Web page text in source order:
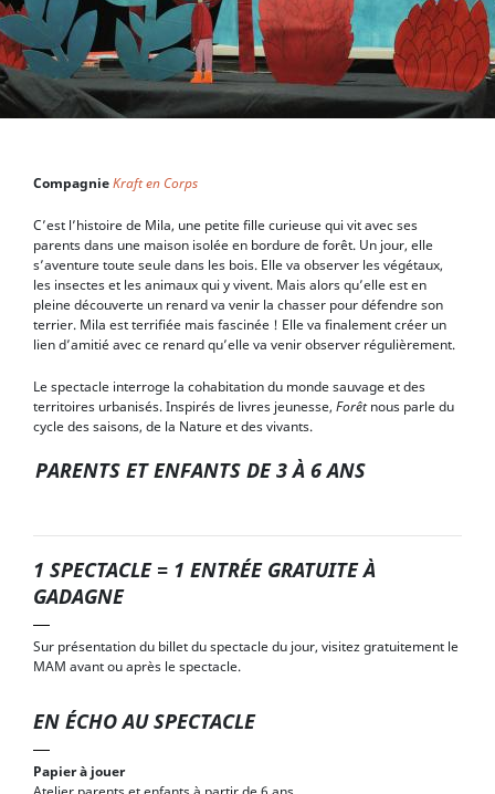
CompagnieKraft en Corps
C’est l’histoire de Mila, une petite fille curieuse qui vit avec ses
parents dans une maison isolée en bordure de forêt. Un jour, elle
s’aventure toute seule dans les bois. Elle va observer les végétaux,
les insectes et les animaux qui y vivent. Mais alors qu’elle est en
pleine découverte un renard va venir la chasser pour défendre son
terrier. Mila est terrifiée mais fascinée ! Elle va finalement créer un
lien d’amitié avec ce renard qu’elle va venir observer régulièrement.
Le spectacle interroge la cohabitation du monde sauvage et des
territoires urbanisés. Inspirés de livres jeunesse, Forêtnous parle du
cycle des saisons, de la Nature et des vivants.
PARENTS ET ENFANTS DE 3 À 6 ANS
1 SPECTACLE = 1 ENTRÉE GRATUITE À
GADAGNE
Sur présentation du billet du spectacle du jour, visitez gratuitement le
MAM avant ou après le spectacle.
EN ÉCHO AU SPECTACLE
Papier à jouer